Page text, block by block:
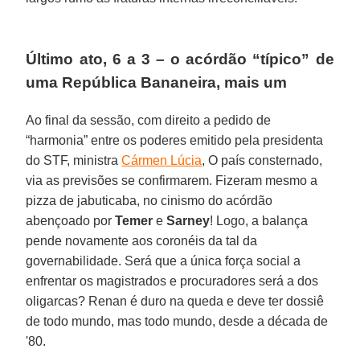
Último ato, 6 a 3 – o acórdão “típico” de
uma República Bananeira, mais um
Ao final da sessão, com direito a pedido de
“harmonia” entre os poderes emitido pela presidenta
do STF, ministraCármen Lúcia, O país consternado,
via as previsões se confirmarem. Fizeram mesmo a
pizza de jabuticaba, no cinismo do acórdão
abençoado porTemer eSarney! Logo, a balança
pende novamente aos coronéis da tal da
governabilidade. Será que a única força social a
enfrentar os magistrados e procuradores será a dos
oligarcas? Renan é duro na queda e deve ter dossiê
de todo mundo, mas todo mundo, desde a década de
'80.